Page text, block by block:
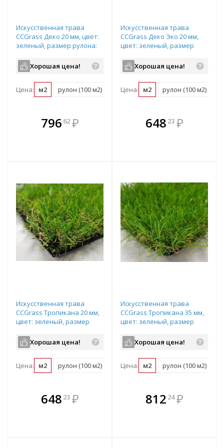
Искусственная трава
CCGrass Деко 20 мм, цвет:
зеленый, размер рулона:
Хорошая цена!
Цена: м2 рулон (100 м2)
796 62 ₽
В комплекте
всегда выгоднее!
Искусственная трава
CCGrass Деко Эко 20 мм,
цвет: зеленый, размер
резка)Хорошая цена!
Цена: м2 рулон (100 м2)
В комплекте
всегда выгоднее!
648 23 ₽
Искусственная трава
CCGrass Тропикана 20 мм,
цвет: зеленый, размер
резка)Хорошая цена!
Цена: м2 рулон (100 м2)
648 23 ₽
В комплекте
всегда выгоднее!
Искусственная трава
CCGrass Тропикана 35 мм,
цвет: зеленый, размер
резка)Хорошая цена!
Цена: м2 рулон (100 м2)
В комплекте
всегда выгоднее!
812 24 ₽